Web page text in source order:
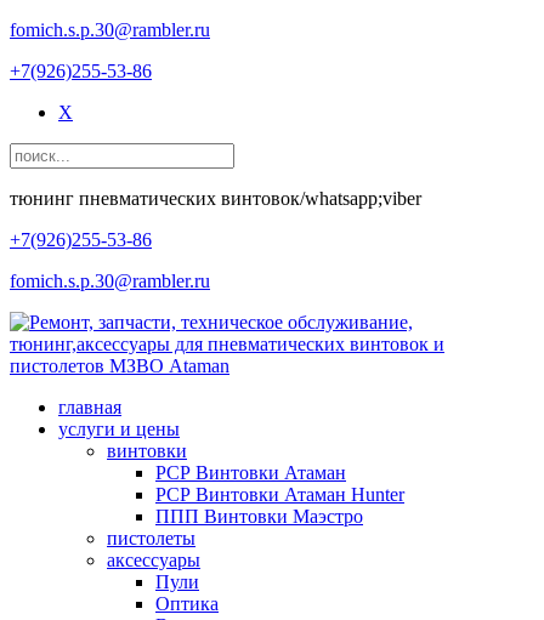
fomich.s.p.30@rambler.ru
+7(926)255-53-86
X
тюнинг пневматических винтовок/whatsapp;viber
+7(926)255-53-86
fomich.s.p.30@rambler.ru
главная
услуги и цены
винтовки
РСР Винтовки Атаман
РСР Винтовки Атаман Hunter
ППП Винтовки Маэстро
пистолеты
аксессуары
Пули
Оптика